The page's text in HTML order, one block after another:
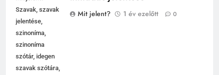
Szavak, szavak
jelentése,
szinoníma,
szinoníma
szótár, idegen
szavak szótára,
Mit jelent?
1 év ezelőtt 0